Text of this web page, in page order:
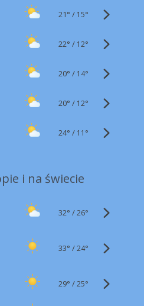
21° / 15°
22° / 12°
20° / 14°
20° / 12°
24° / 11°
i na świecie
32° /26°
33° /24°
29° /25°